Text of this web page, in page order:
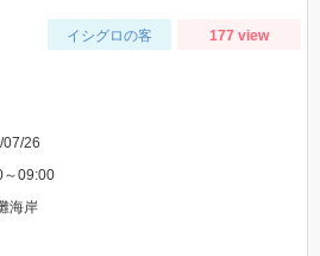
イシグロの客 177 view
26
～09:00
海岸